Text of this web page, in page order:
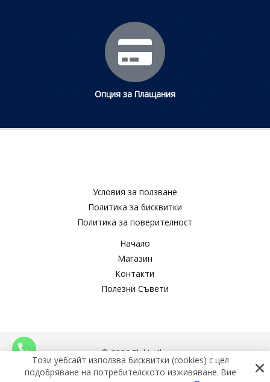
Опция за Плащания
Условия за ползване​
Политика за бисквитки​
Политика за поверителност​
Начало
Магазин
Контакти
Полезни Съвети
© 2026 Elektri4ko
Този уебсайт използва бисквитки (cookies) с цел
подобряване на потребителското изживяване. Вие